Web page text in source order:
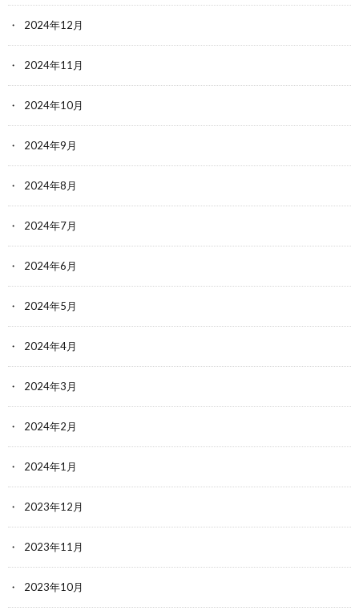
2024年12月
2024年11月
2024年10月
2024年9月
2024年8月
2024年7月
2024年6月
2024年5月
2024年4月
2024年3月
2024年2月
2024年1月
2023年12月
2023年11月
2023年10月